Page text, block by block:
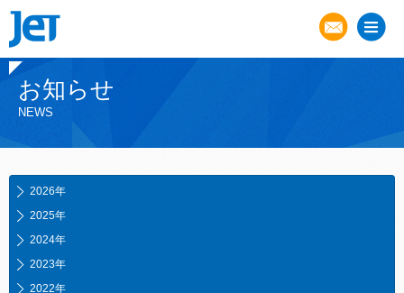
お知らせ
NEWS
2026年
2025年
2024年
2023年
2022年